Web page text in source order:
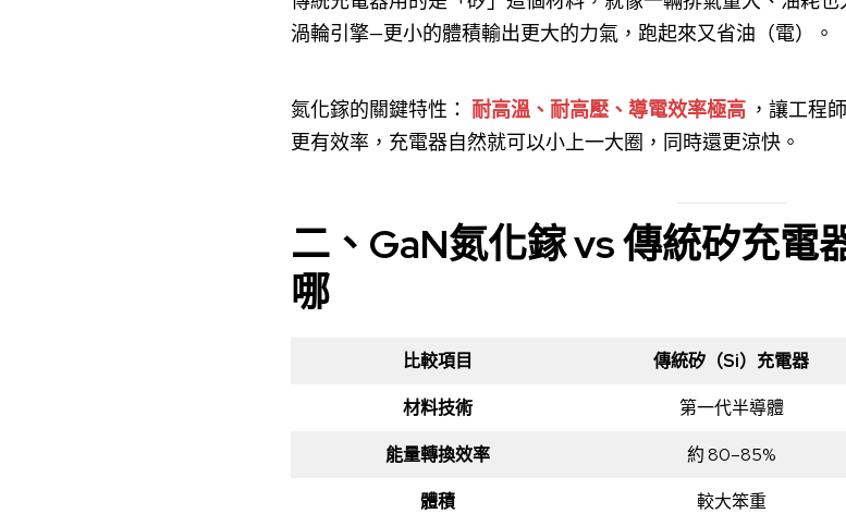
渦輪引擎—更小的體積輸出更大的力氣，跑起來又省油（電）。
氮化鎵的關鍵特性： 耐高溫、耐高壓、導電效率極高 ，讓工程
更有效率，充電器自然就可以小上一大圈，同時還更涼快。
二、GaN氮化鎵 vs 傳統矽充電
哪
比較項目 傳統矽（Si）充電器
材料技術 第一代半導體
能量轉換效率 約 80–85%
體積 較大笨重